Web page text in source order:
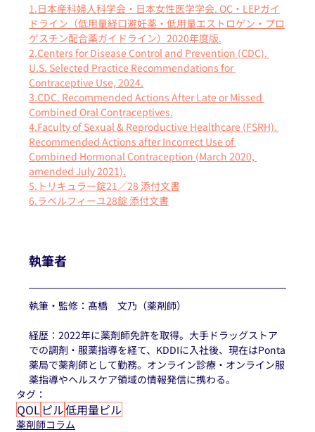
1.日本産科婦人科学会・日本女性医学学会. OC・LEPガイ
ドライン（低用量経口避妊薬・低用量エストロゲン・プロ
ゲスチン配合薬ガイドライン）2020年度版.
2.Centers for Disease Control and Prevention (CDC).
U.S. Selected Practice Recommendations for
Contraceptive Use, 2024.
3.CDC. Recommended Actions After Late or Missed
Combined Oral Contraceptives.
4.Faculty of Sexual & Reproductive Healthcare (FSRH).
Recommended Actions after Incorrect Use of
Combined Hormonal Contraception (March 2020,
amended July 2021).
5.トリキュラー錠21／28 添付文書
6.ラベルフィーユ28錠 添付文書
執筆者
執筆・監修：髙橋　文乃（薬剤師）
経歴：2022年に薬剤師免許を取得。大手ドラッグストア
での調剤・服薬指導を経て、KDDIに入社後、現在はPonta
薬局で薬剤師として勤務。オンライン診療・オンライン服
薬指導やヘルスケア領域の情報発信に携わる。
タグ：
QOL ピル低用量ピル
薬剤師コラム